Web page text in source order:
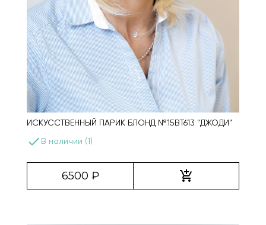
ИСКУССТВЕННЫЙ ПАРИК БЛОНД №15BT613 "ДЖОДИ"
done В наличии (1)
6500 ₽ add_shopping_cart